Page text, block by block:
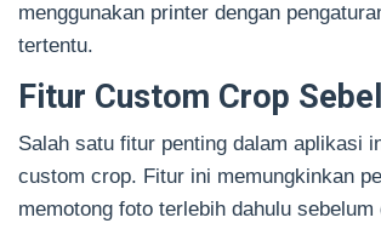
menggunakan printer dengan
tertentu.
Fitur Custom Crop
Salah satu fitur penting dalam aplikasi
custom crop. Fitur ini memungkinkan
memotong foto terlebih dahulu